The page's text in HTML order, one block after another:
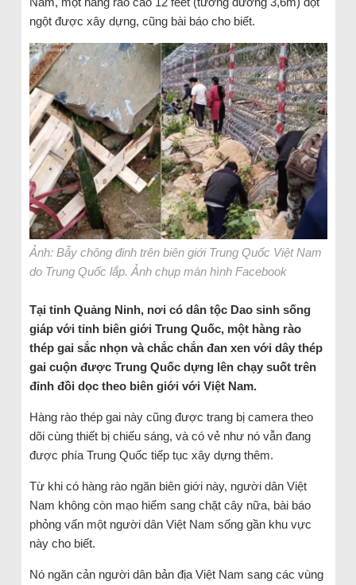
ngột được xây dựng, cũng bài báo cho biết.
Ảnh: Bẫy chông đinh trên biên giới Trung Quốc Việt Nam
do Trung Quốc lắp. Ảnh chụp màn hình Facebook
Tại tỉnh Quảng Ninh, nơi có dân tộc Dao sinh sống
giáp với tỉnh biên giới Trung Quốc, một hàng rào
thép gai sắc nhọn và chắc chắn đan xen với dây thép
gai cuộn được Trung Quốc dựng lên chạy suốt trên
đỉnh đồi dọc theo biên giới với Việt Nam.
Hàng rào thép gai này cũng được trang bị camera theo
dõi cùng thiết bị chiếu sáng, và có vẻ như nó vẫn đang
được phía Trung Quốc tiếp tục xây dựng thêm.
Từ khi có hàng rào ngăn biên giới này, người dân Việt
Nam không còn mạo hiểm sang chặt cây nữa, bài báo
phỏng vấn một người dân Việt Nam sống gần khu vực
này cho biết.
Nó ngăn cản người dân bản địa Việt Nam sang các vùng